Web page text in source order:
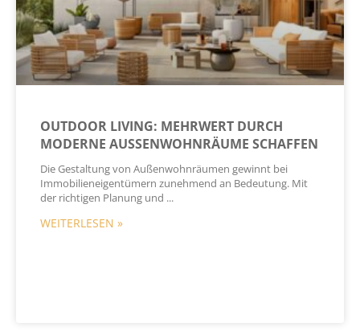
OUTDOOR LIVING: MEHRWERT DURCH
MODERNE AUSSENWOHNRÄUME SCHAFFEN
Die Gestaltung von Außenwohnräumen gewinnt bei
Immobilieneigentümern zunehmend an Bedeutung. Mit
der richtigen Planung und
WEITERLESEN »